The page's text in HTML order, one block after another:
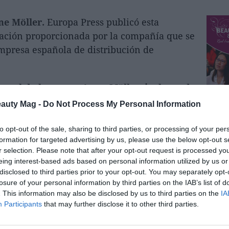
Mag - Do Not Process My Personal Information
opt-out of the sale, sharing to third parties, or processing of your
for targeted advertising by us, please use the below opt-out
selection. Please note that after your opt-out request is processed
interest-based ads based on personal information utilized by us
to third parties prior to your opt-out. You may separately
of your personal information by third parties on the IAB’s list of
This information may also be disclosed by us to third parties on the
Participants that may further disclose it to other third parties.
Möller. Europa Press publicó esta
proporcionada por la compañía que se
española de distribución de
de la marca Anna Möller, incluyendo
la producción, la estrategia de
es"una operación que supone un
fortalece su porfolio con una nueva marca
actuales categorías de negocio ampliando
marcas. Entre ellas, ahora están Anne
y Montblanc.